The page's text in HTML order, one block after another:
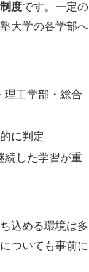
度です。一定の
大学の各学部へ
理工学部・総合
に判定
続した学習が重
込める環境は多
についても事前に